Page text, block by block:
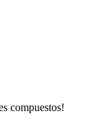
compuestos!